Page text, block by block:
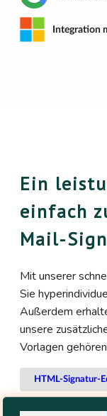
Integration
Ein
einfach
Mail-
Mit unserer
Sie
Außerdem
unsere
Vorlagen
HTML-Signatur-